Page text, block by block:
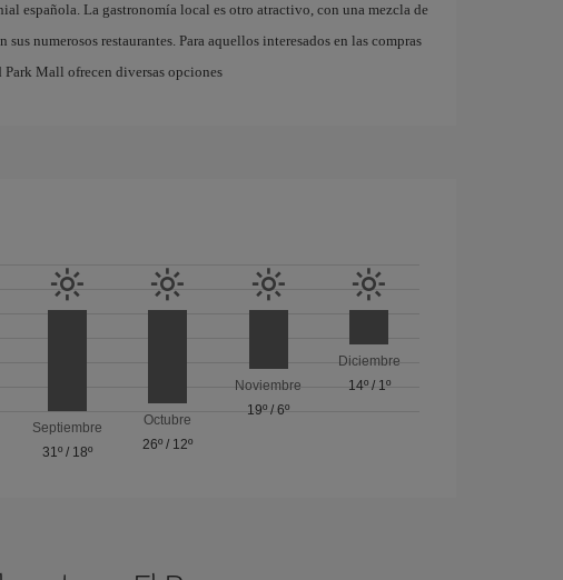
española. La gastronomía local es otro atractivo, con una mezcla de
numerosos restaurantes. Para aquellos interesados en las compras
Mall ofrecen diversas opciones
Septiembre
31º/ 18º
Octubre
26º / 12º
Noviembre
19º /6º
Diciembre
14º/ 1º